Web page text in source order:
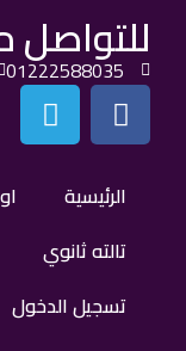
الرئيسية
تالته ثانوي
تسجيل الدخول
01222588035